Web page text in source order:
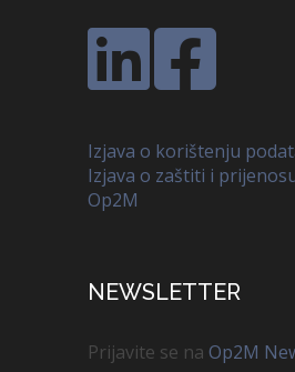
Izjava o korištenju
Izjava o zaštiti i
Op2M
NEWSLETTER
Prijavite se na Op2M